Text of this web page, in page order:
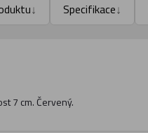
↓ Specifikace↓
7 cm. Červený.